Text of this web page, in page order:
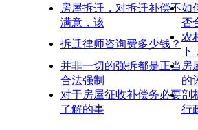
房屋拆迁，对拆迁补偿不
满意，该
如
否
拆迁律师咨询费多少钱？
农
下
并非一切的强拆都是正当
合法强制
房
的
对于房屋征收补偿务必要
了解的事
剖
行